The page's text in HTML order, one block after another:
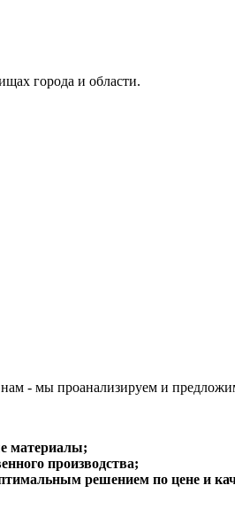
города и области.
нам - мы проанализируем и
материалы;
производства;
решением по цене и